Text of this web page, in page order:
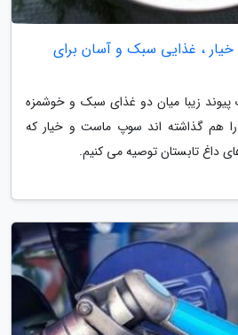
، غذایی سبک و آسان برای
زیبا میان دو غذای سبک و خوشمزه
را هم گذاشته اند سوپ ماست و خیار که
داغ تابستان توصیه می کنیم.